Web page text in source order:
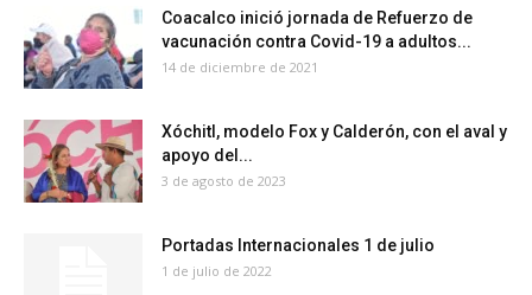
Coacalco inició jornada de Refuerzo de
vacunación contra Covid-19 a adultos...
14 de diciembre de 2021
Xóchitl, modelo Fox y Calderón, con el aval y
apoyo del...
3 de agosto de 2023
Portadas Internacionales 1 de julio
1 de julio de 2022